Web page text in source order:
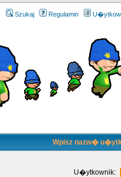
Szukaj Regulamin
Wpisz nazw�
U�ytkownik: